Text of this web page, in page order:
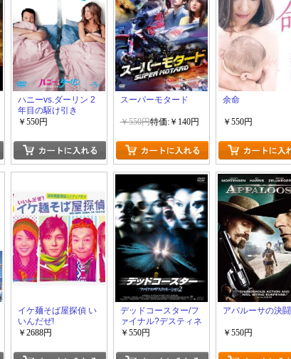
ハニーvs.ダーリン 2
年目の駆け引き
￥550円
スーパーモタード
￥550円特価:￥140円
余命
￥550円
イケ麺そば屋探偵 い
いんだぜ!
￥2688円
デッドコースター/フ
ァイナル?デスティネ
ーション2
￥550円
アパルーサの決闘
￥550円